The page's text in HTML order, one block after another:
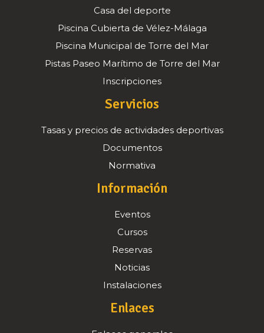
Casa del deporte
Piscina Cubierta de Vélez-Málaga
Piscina Municipal de Torre del Mar
Pistas Paseo Marítimo de Torre del Mar
Inscripciones
Servicios
Tasas y precios de actividades deportivas
Documentos
Normativa
Información
Eventos
Cursos
Reservas
Noticias
Instalaciones
Enlaces